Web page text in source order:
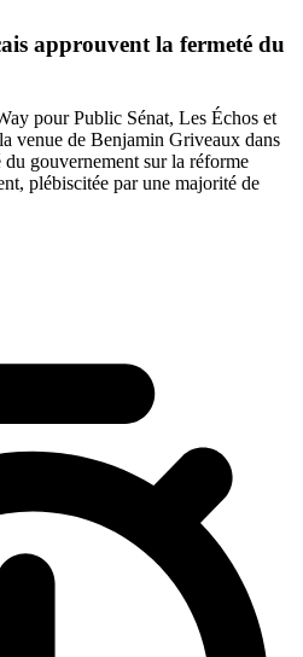
approuvent la fermeté du
pour Public Sénat, Les Échos et
venue de Benjamin Griveaux dans
gouvernement sur la réforme
plébiscitée par une majorité de